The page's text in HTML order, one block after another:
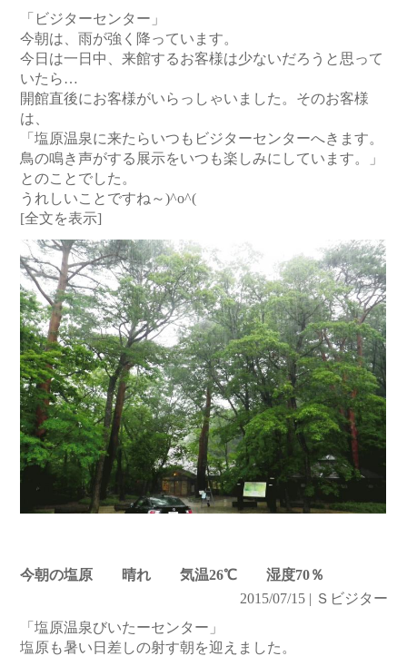
「ビジターセンター」
今朝は、雨が強く降っています。
今日は一日中、来館するお客様は少ないだろうと思って
いたら…
開館直後にお客様がいらっしゃいました。そのお客様
は、
「塩原温泉に来たらいつもビジターセンターへきます。
鳥の鳴き声がする展示をいつも楽しみにしています。」
とのことでした。
うれしいことですね～)^o^(
[全文を表示]
今朝の塩原 晴れ 気温26℃ 湿度70％
2015/07/15 | Ｓビジター
「塩原温泉びいたーセンター」
塩原も暑い日差しの射す朝を迎えました。